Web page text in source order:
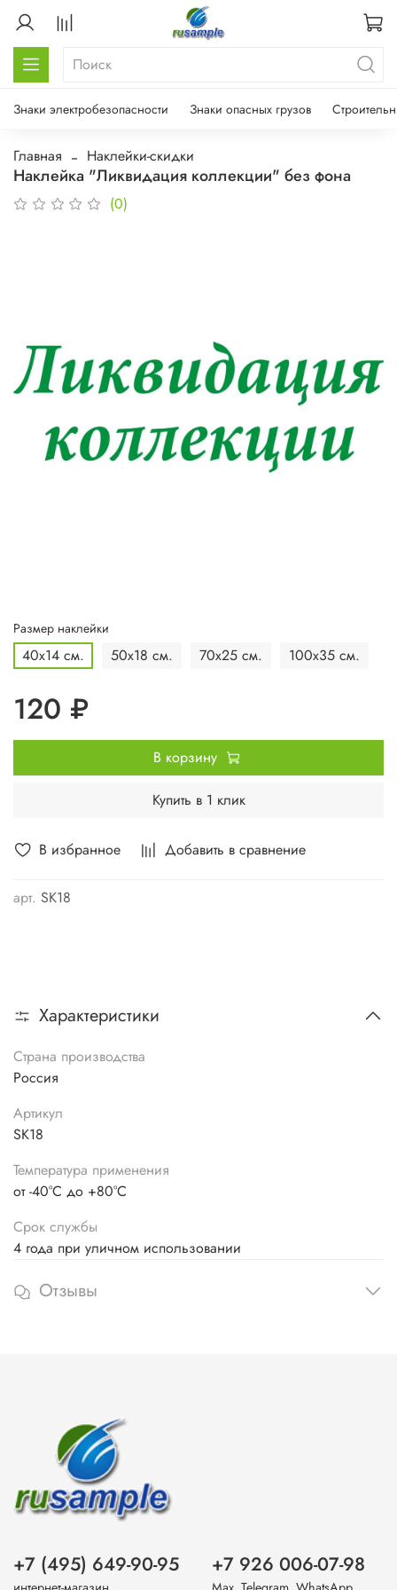
Знаки электробезопасности Знаки опасных грузов
Главная Наклейки-скидки
Наклейка "Ликвидация коллекции" без фона
(0)
В избранное Добавить в сравнение
арт. SK18
Размер наклейки
40x14 см. 50х18 см. 70x25 см. 100x35 см.
120 ₽
В корзину
Купить в 1 клик
Характеристики
Страна производства
Россия
Артикул
SK18
Температура применения
от -40°C до +80°C
Срок службы
4 года при уличном использовании
Отзывы
+7 (495) 649-90-95 +7 926 006-07-98